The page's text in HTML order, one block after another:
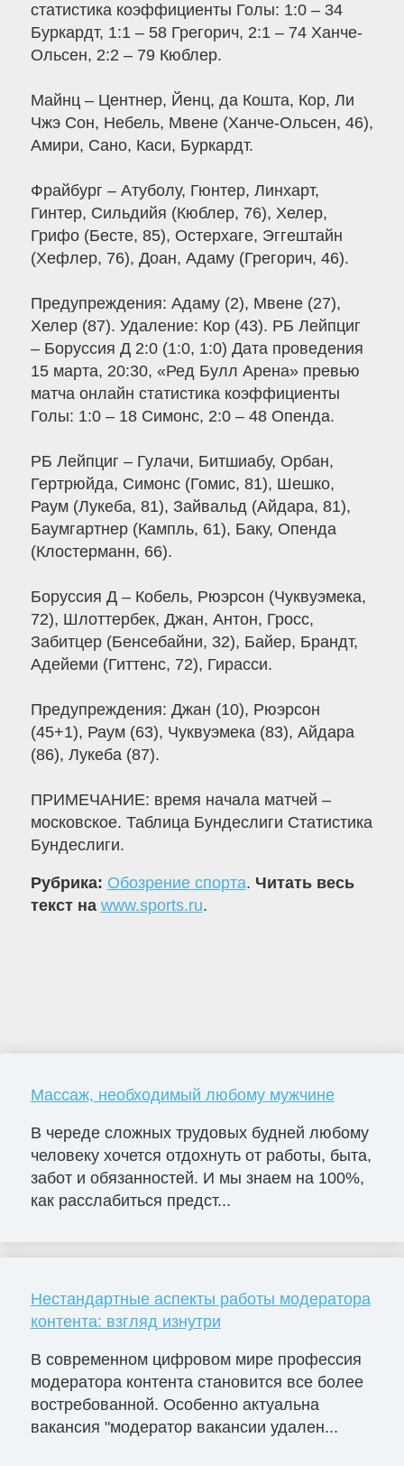
статистика коэффициенты Голы: 1:0 – 34
Буркардт, 1:1 – 58 Грегорич, 2:1 – 74 Ханче-
Ольсен, 2:2 – 79 Кюблер.
Майнц – Центнер, Йенц, да Кошта, Кор, Ли
Чжэ Сон, Небель, Мвене (Ханче-Ольсен, 46),
Амири, Сано, Каси, Буркардт.
Фрайбург – Атуболу, Гюнтер, Линхарт,
Гинтер, Сильдийя (Кюблер, 76), Хелер,
Грифо (Бесте, 85), Остерхаге, Эггештайн
(Хефлер, 76), Доан, Адаму (Грегорич, 46).
Предупреждения: Адаму (2), Мвене (27),
Хелер (87). Удаление: Кор (43). РБ Лейпциг
– Боруссия Д 2:0 (1:0, 1:0) Дата проведения
15 марта, 20:30, «Ред Булл Арена» превью
матча онлайн статистика коэффициенты
Голы: 1:0 – 18 Симонс, 2:0 – 48 Опенда.
РБ Лейпциг – Гулачи, Битшиабу, Орбан,
Гертрюйда, Симонс (Гомис, 81), Шешко,
Раум (Лукеба, 81), Зайвальд (Айдара, 81),
Баумгартнер (Кампль, 61), Баку, Опенда
(Клостерманн, 66).
Боруссия Д – Кобель, Рюэрсон (Чуквуэмека,
72), Шлоттербек, Джан, Антон, Гросс,
Забитцер (Бенсебайни, 32), Байер, Брандт,
Адейеми (Гиттенс, 72), Гирасси.
Предупреждения: Джан (10), Рюэрсон
(45+1), Раум (63), Чуквуэмека (83), Айдара
(86), Лукеба (87).
ПРИМЕЧАНИЕ: время начала матчей –
московское. Таблица Бундеслиги Статистика
Бундеслиги.
Рубрика: Обозрение спорта. Читать весь
текст на www.sports.ru.
Массаж, необходимый любому мужчине
В череде сложных трудовых будней любому
человеку хочется отдохнуть от работы, быта,
забот и обязанностей. И мы знаем на 100%,
как расслабиться предст...
Нестандартные аспекты работы модератора
контента: взгляд изнутри
В современном цифровом мире профессия
модератора контента становится все более
востребованной. Особенно актуальна
вакансия "модератор вакансии удален...